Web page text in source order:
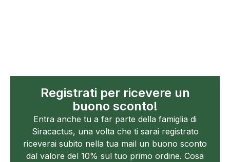
Registrati per ricevere un
buono sconto!
Entra anche tu a far parte della famiglia di
Siracactus, una volta che ti sarai registrato
riceverai subito nella tua mail un buono sconto
dal valore del 10% sul tuo primo ordine. Cosa